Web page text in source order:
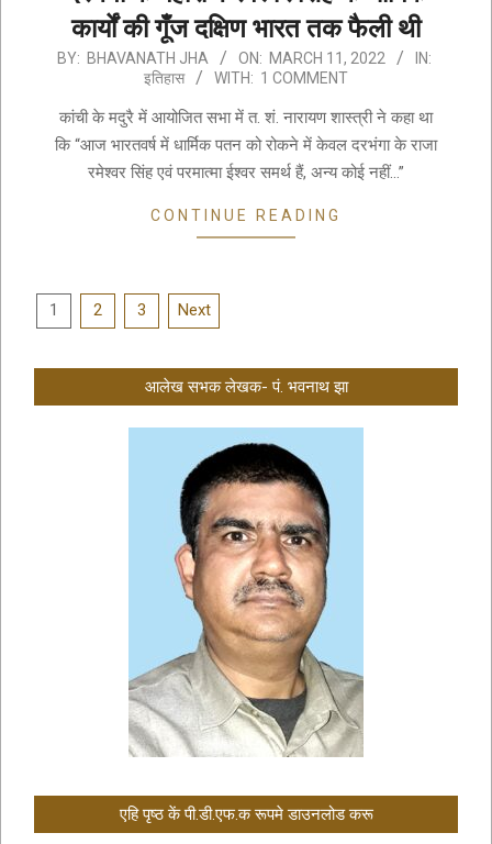
कार्यों की गूँज दक्षिण भारत तक फैली थी
2022-
11
BY: BHAVANATH JHA ON: MARCH 11, 2022
IN:
इतिहास
WITH: 1 COMMENT
कांची के मदुरै में आयोजित सभा में त. शं. नारायण शास्त्री ने कहा था
कि “आज भारतवर्ष में धार्मिक पतन को रोकने में केवल दरभंगा के राजा
रमेश्वर सिंह एवं परमात्मा ईश्वर समर्थ हैं, अन्य कोई नहीं…”
CONTINUE READING
Posts
1 2 3 Next
आलेख सभक लेखक- पं. भवनाथ झा
एहि पृष्ठ कें पी.डी.एफ.क रूपमे डाउनलोड करू